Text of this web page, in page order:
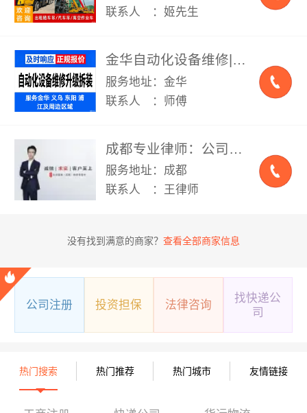
联系人 ：姬先生
金华自动化设备维修|产线升级改造|设备拆装移位|PLC伺服变频器维修上门服务
服务地址：金华
联系人 ：师傅
成都专业律师：公司、经济纠纷、离婚、劳动纠纷 法律咨询
服务地址：成都
联系人 ：王律师
没有找到满意的商家？ 查看全部商家信息
公司注册 投资担保 法律咨询
找快递公
司
热门搜索 热门推荐 热门城市 友情链接